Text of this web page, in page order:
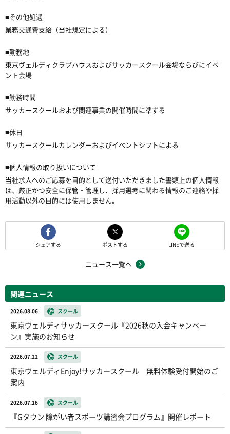
■その他処遇
業務交通費支給（当社規定による）
■勤務地
東京ヴェルディクラブハウスおよびサッカースクール会場ならびにイベ
ント会場
■勤務時間
サッカースクールおよび関連事業の開催時間に準ずる
■休日
サッカースクールカレンダーおよびイベントシフトによる
■個人情報の取り扱いについて
当社求人へのご応募を目的として送付いただきました書類上の個人情報
は、厳正かつ安全に保管・管理し、採用選考に関わる情報のご連絡や採
用活動以外の目的には使用しません。
シェアする ポストする LINEで送る
ニュース一覧へ
関連ニュース
2026.08.06 スクール
東京ヴェルディサッカースクール『2026秋の入会キャンペー
ン』実施のお知らせ
2026.07.22 スクール
東京ヴェルディEnjoy!サッカースクール 無料体験受付開始のご
案内
2026.07.16 スクール
『Gタウン 障がい者スポーツ講習会プログラム』開催レポート